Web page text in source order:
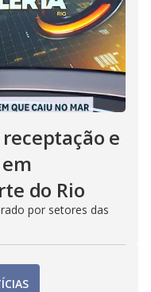
e
do Rio
por setores das